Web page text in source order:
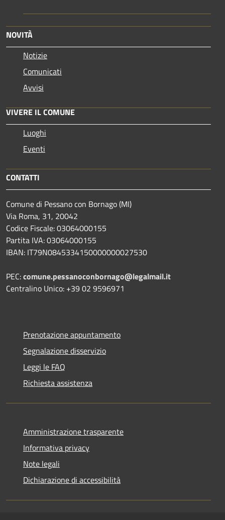
NOVITÀ
Notizie
Comunicati
Avvisi
VIVERE IL COMUNE
Luoghi
Eventi
CONTATTI
Comune di Pessano con Bornago (MI)
Via Roma, 31, 20042
Codice Fiscale: 03064000155
Partita IVA: 03064000155
IBAN: IT79N0845334150000000027530
PEC:comune.pessanoconbornago@legalmail.it
Centralino Unico: +39 02 9596971
Prenotazione appuntamento
Segnalazione disservizio
Leggi le FAQ
Richiesta assistenza
Amministrazione trasparente
Informativa privacy
Note legali
Dichiarazione di accessibilità